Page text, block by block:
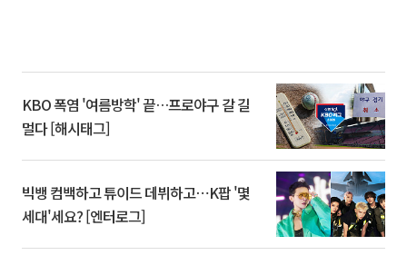
KBO 폭염 '여름방학' 끝…프로야구 갈 길
멀다 [해시태그]
빅뱅 컴백하고 튜이드 데뷔하고⋯K팝 '몇
세대'세요? [엔터로그]